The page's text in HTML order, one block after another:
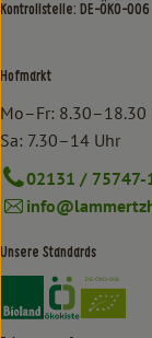
Kontrollstelle: DE-ÖKO-006
Hofmarkt
Mo–Fr: 8.30–18.30
Sa: 7.30–14 Uhr
02131 / 75747-
Unsere Standards
Externer Link
Externer